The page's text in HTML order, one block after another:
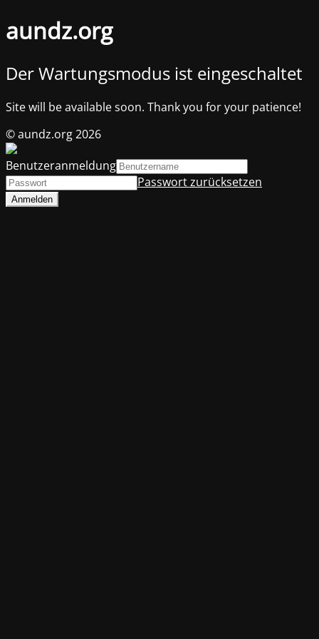
aundz.org
Der Wartungsmodus ist eingeschaltet
Site will be available soon. Thank you for your patience!
© aundz.org 2026
Benutzeranmeldung
Passwort zurücksetzen